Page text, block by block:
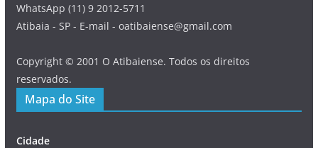
WhatsApp (11) 9 2012-5711
Atibaia - SP - E-mail - oatibaiense@gmail.com
Copyright © 2001 O Atibaiense. Todos os direitos
reservados.
Mapa do Site
Cidade